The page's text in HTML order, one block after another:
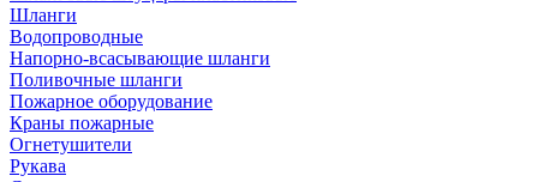
Шланги
Водопроводные
Напорно-всасывающие шланги
Поливочные шланги
Пожарное оборудование
Краны пожарные
Огнетушители
Рукава